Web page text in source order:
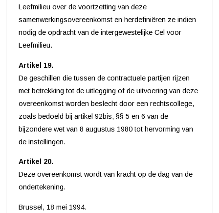
Leefmilieu over de voortzetting van deze
samenwerkingsovereenkomst en herdefiniëren ze indien
nodig de opdracht van de intergewestelijke Cel voor
Leefmilieu.
Artikel 19.
De geschillen die tussen de contractuele partijen rijzen
met betrekking tot de uitlegging of de uitvoering van deze
overeenkomst worden beslecht door een rechtscollege,
zoals bedoeld bij artikel 92bis, §§ 5 en 6 van de
bijzondere wet van 8 augustus 1980 tot hervorming van
de instellingen.
Artikel 20.
Deze overeenkomst wordt van kracht op de dag van de
ondertekening.
Brussel, 18 mei 1994.